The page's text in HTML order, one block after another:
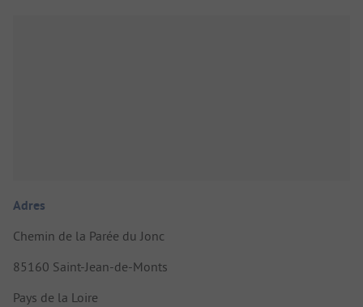
Adres
Chemin de la Parée du Jonc
85160 Saint-Jean-de-Monts
Pays de la Loire